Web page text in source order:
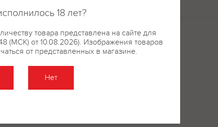
18 лет?
товара представлена на сайте для
(МСК) от 10.08.2026). Изображения товаров
от представленных в магазине.
Нет